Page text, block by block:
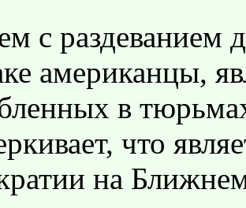
с раздеванием
американцы,
в
что
на